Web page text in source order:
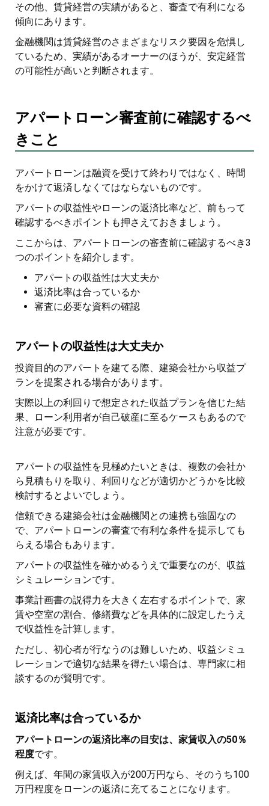
その他、賃貸経営の実績があると、審査で有利になる
傾向にあります。
金融機関は賃貸経営のさまざまなリスク要因を危惧し
ているため、実績があるオーナーのほうが、安定経営
の可能性が高いと判断されます。
アパートローン審査前に確認するべ
きこと
アパートローンは融資を受けて終わりではなく、時間
をかけて返済しなくてはならないものです。
アパートの収益性やローンの返済比率など、前もって
確認するべきポイントも押さえておきましょう。
ここからは、アパートローンの審査前に確認するべき3
つのポイントを紹介します。
アパートの収益性は大丈夫か
返済比率は合っているか
審査に必要な資料の確認
アパートの収益性は大丈夫か
投資目的のアパートを建てる際、建築会社から収益プ
ランを提案される場合があります。
実際以上の利回りで想定された収益プランを信じた結
果、ローン利用者が自己破産に至るケースもあるので
注意が必要です。
アパートの収益性を見極めたいときは、複数の会社か
ら見積もりを取り、利回りなどが適切かどうかを比較
検討するとよいでしょう。
信頼できる建築会社は金融機関との連携も強固なの
で、アパートローンの審査で有利な条件を提示しても
らえる場合もあります。
アパートの収益性を確かめるうえで重要なのが、収益
シミュレーションです。
事業計画書の説得力を大きく左右するポイントで、家
賃や空室の割合、修繕費などを具体的に設定したうえ
で収益性を計算します。
ただし、初心者が行なうのは難しいため、収益シミュ
レーションで適切な結果を得たい場合は、専門家に相
談するのが賢明です。
返済比率は合っているか
アパートローンの返済比率の目安は、家賃収入の50％
程度です。
例えば、年間の家賃収入が200万円なら、そのうち100
万円程度をローンの返済に充てることになります。